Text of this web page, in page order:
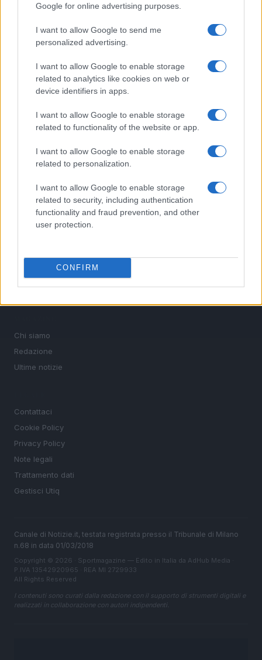
Google for online advertising purposes.
I want to allow Google to send me
personalized advertising.
I want to allow Google to enable storage
related to analytics like cookies on web or
device identifiers in apps.
I want to allow Google to enable storage
related to functionality of the website or app.
I want to allow Google to enable storage
related to personalization.
I want to allow Google to enable storage
related to security, including authentication
functionality and fraud prevention, and other
user protection.
CONFIRM
Sportmagazine: notizie, approfondimenti e classifiche su
MotoGP e Olimpiadi. Le ultime news dalle competizioni
nazionali e internazionali, gli highlight delle partite, le
le discipline che fanno emozionare gli appassionati di
SEZIONI
Calcio
Tennis
Motori
Ciclismo
Chi siamo
Redazione
Ultime notizie
Contattaci
Cookie Policy
Privacy Policy
Note legali
Trattamento dati
Gestisci Utiq
Canale di Notizie.it, testata registrata presso il Tribunale di Milano
n.68 in data 01/03/2018
Copyright © 2026 · Sportmagazine — Edito in Italia da AdHub Media
P.IVA 13542920965 · REA MI 2729933
All Rights Reserved
I contenuti sono curati dalla redazione con il supporto di strumenti digitali e
realizzati in collaborazione con autori indipendenti.